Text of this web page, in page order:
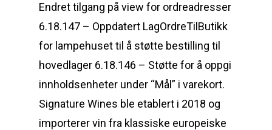
Endret tilgang på view for ordreadresser
6.18.147 – Oppdatert LagOrdreTilButikk
for lampehuset til å støtte bestilling til
hovedlager 6.18.146 – Støtte for å oppgi
innholdsenheter under “Mål” i varekort.
Signature Wines ble etablert i 2018 og
importerer vin fra klassiske europeiske